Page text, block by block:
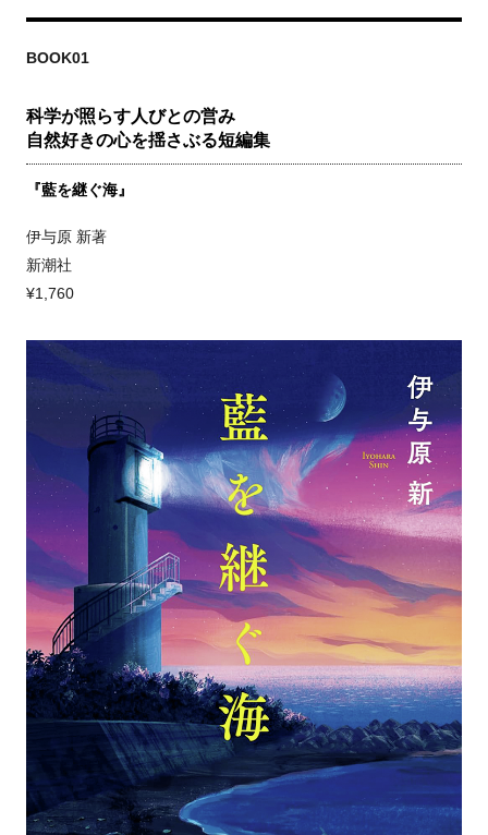
BOOK01
科学が照らす人びとの営み
自然好きの心を揺さぶる短編集
『藍を継ぐ海』
伊与原 新著
新潮社
¥1,760